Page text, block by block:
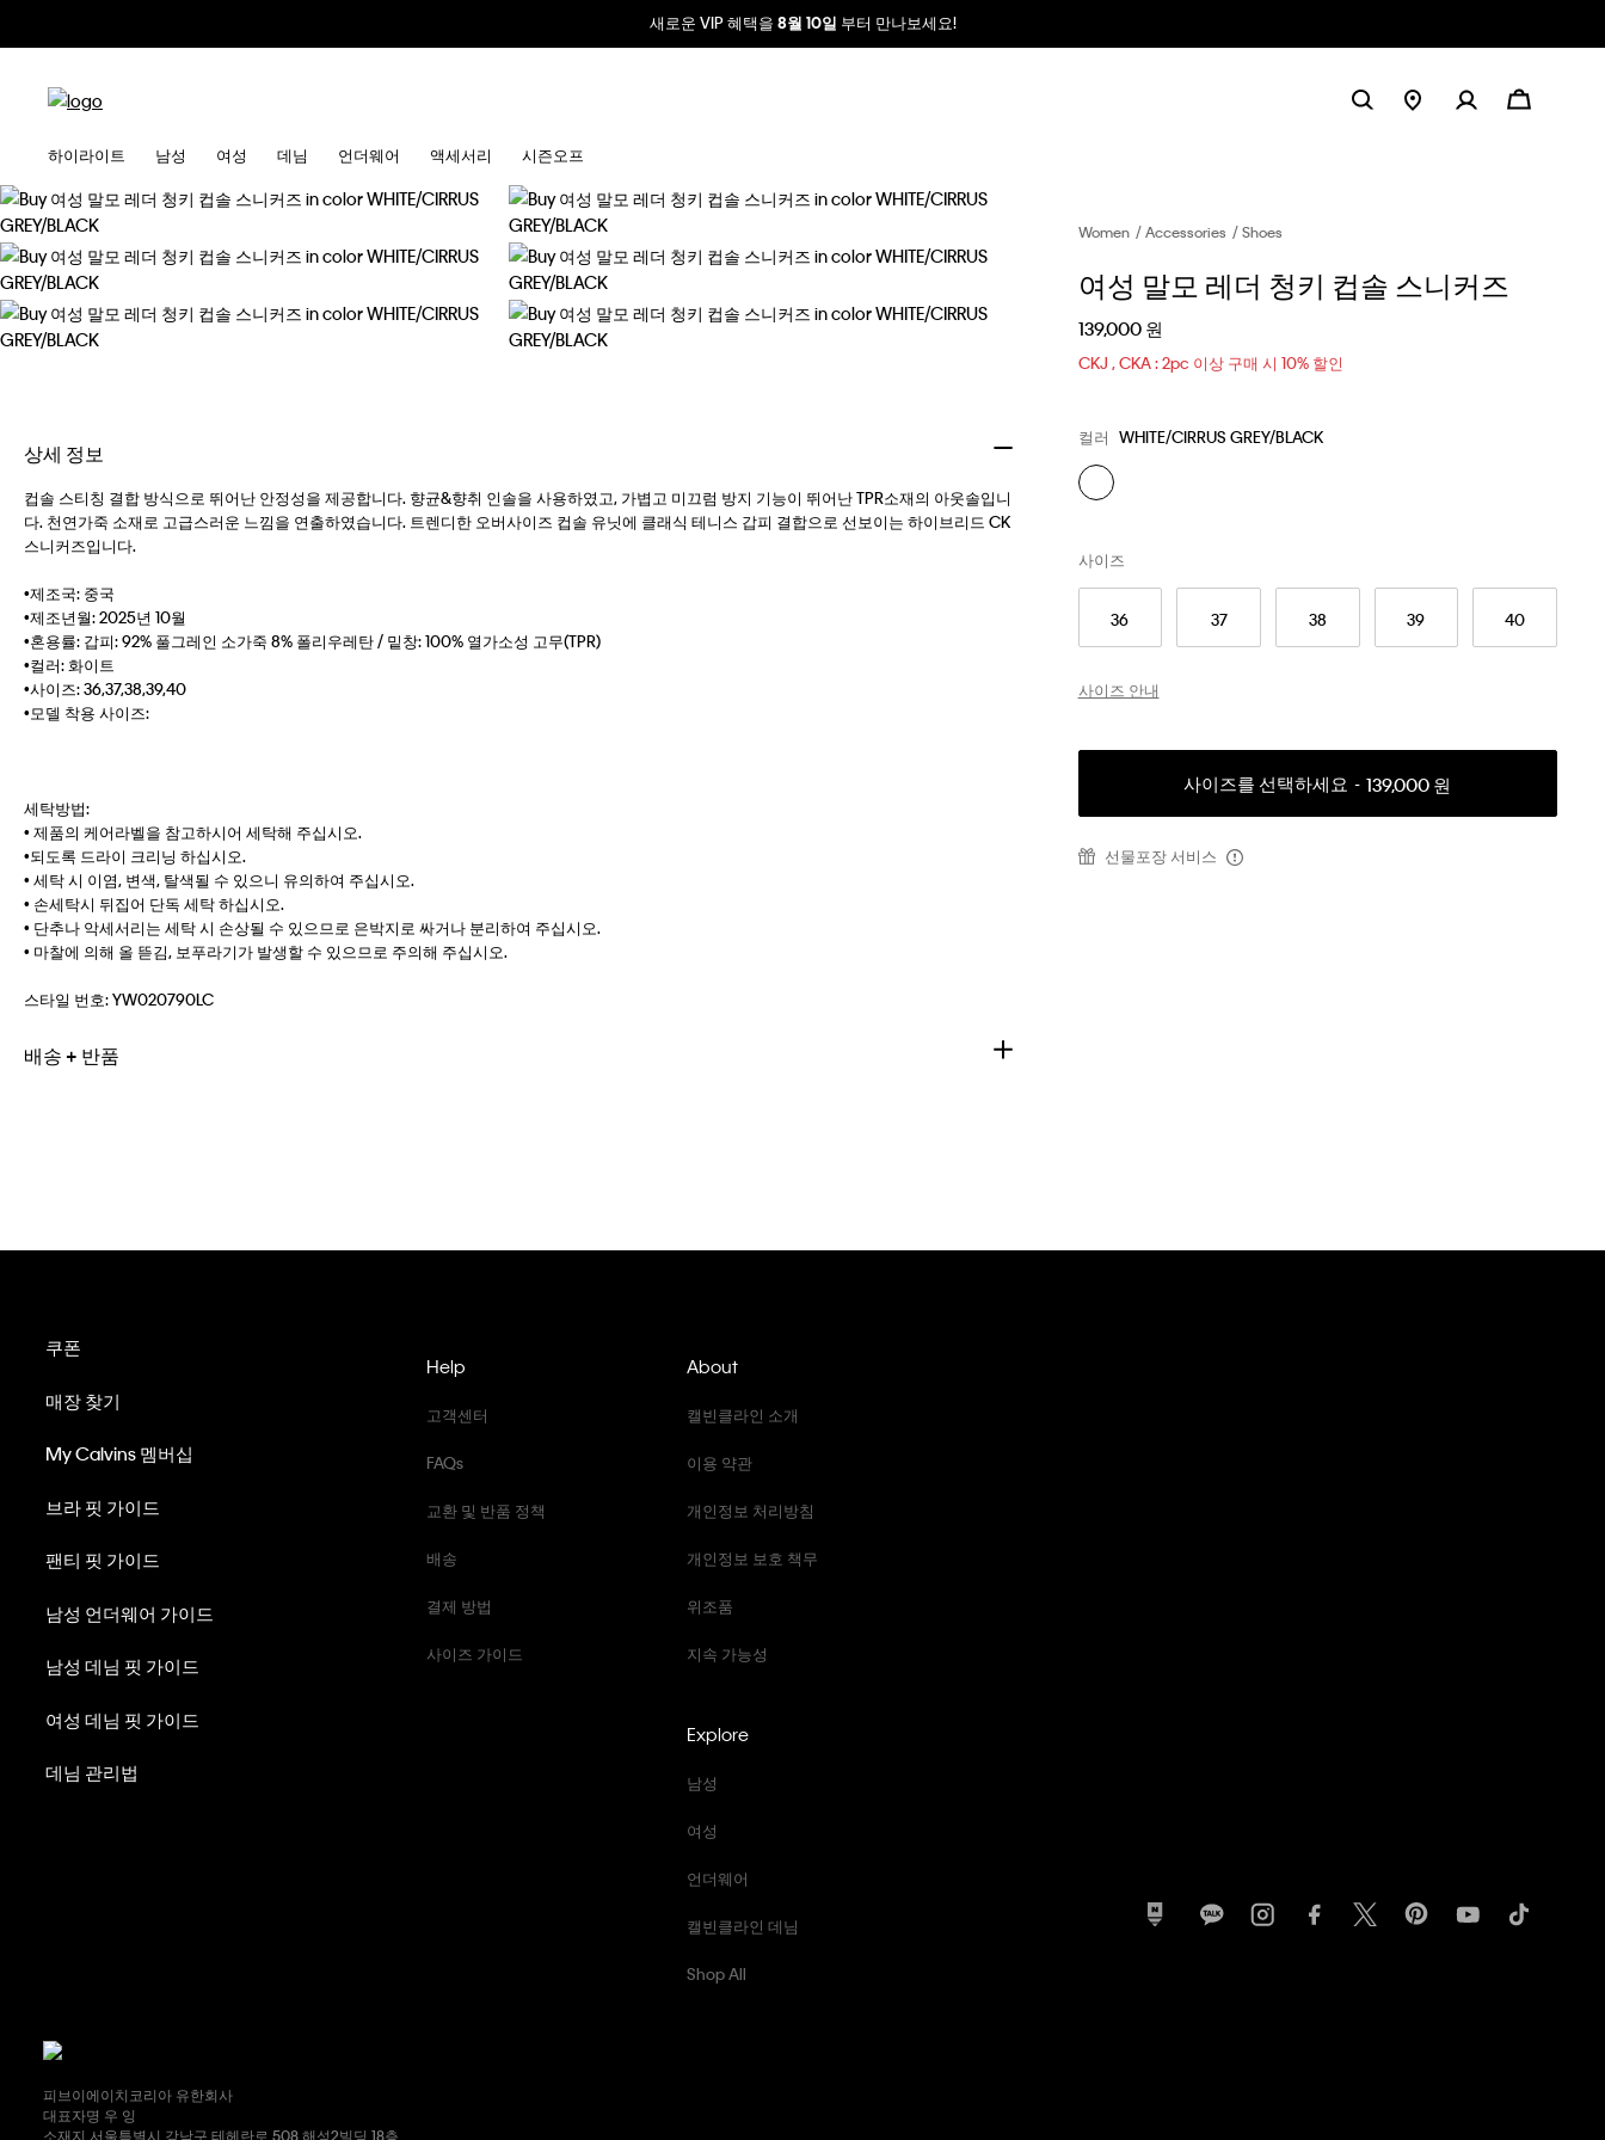
새로운 VIP 혜택을 8월 10일 부터 만나보세요!
하이라이트 남성 여성 데님 언더웨어 액세서리 시즌오프
상세 정보
컵솔 스티칭 결합 방식으로 뛰어난 안정성을 제공합니다. 향균&향취 인솔을 사용하였고, 가볍고 미끄럼 방지 기능이 뛰어난 TPR소재의 아웃솔입니
다. 천연가죽 소재로 고급스러운 느낌을 연출하였습니다. 트렌디한 오버사이즈 컵솔 유닛에 클래식 테니스 갑피 결합으로 선보이는 하이브리드 CK
스니커즈입니다.
•제조국: 중국
•제조년월: 2025년 10월
•혼용률: 갑피: 92% 풀그레인 소가죽 8% 폴리우레탄 / 밑창: 100% 열가소성 고무(TPR)
•컬러: 화이트
•사이즈: 36,37,38,39,40
•모델 착용 사이즈:
세탁방법:
• 제품의 케어라벨을 참고하시어 세탁해 주십시오.
•되도록 드라이 크리닝 하십시오.
• 세탁 시 이염, 변색, 탈색될 수 있으니 유의하여 주십시오.
• 손세탁시 뒤집어 단독 세탁 하십시오.
• 단추나 악세서리는 세탁 시 손상될 수 있으므로 은박지로 싸거나 분리하여 주십시오.
• 마찰에 의해 올 뜯김, 보푸라기가 발생할 수 있으므로 주의해 주십시오.
스타일 번호:YW020790LC
배송 + 반품
Women Accessories Shoes
여성 말모 레더 청키 컵솔 스니커즈
139,000 원
CKJ , CKA : 2pc 이상 구매 시 10% 할인
컬러 WHITE/CIRRUS GREY/BLACK
36 37 38 39 40
사이즈
사이즈 안내
사이즈를 선택하세요 139,000 원
선물포장 서비스
Help
고객센터
FAQs
교환 및 반품 정책
배송
결제 방법
사이즈 가이드
쿠폰
매장 찾기
My Calvins 멤버십
브라 핏 가이드
팬티 핏 가이드
남성 언더웨어 가이드
남성 데님 핏 가이드
여성 데님 핏 가이드
데님 관리법
Explore
남성
여성
언더웨어
캘빈클라인 데님
Shop All
About
캘빈클라인 소개
이용 약관
개인정보 처리방침
개인정보 보호 책무
위조품
지속 가능성
피브이에이치코리아 유한회사
대표자명 우 잉
소재지 서울특별시 강남구 테헤란로 508 해성2빌딩 18층